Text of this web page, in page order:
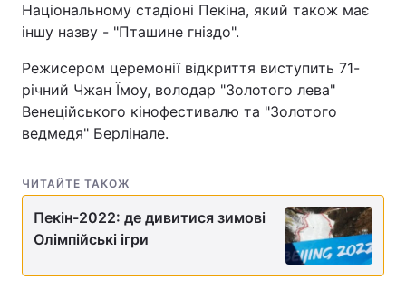
Національному стадіоні Пекіна, який також має
іншу назву - "Пташине гніздо".
Режисером церемонії відкриття виступить 71-
річний Чжан Їмоу, володар "Золотого лева"
Венеційського кінофестивалю та "Золотого
ведмедя" Берлінале.
ЧИТАЙТЕ ТАКОЖ
Пекін-2022: де дивитися зимові
Олімпійські ігри